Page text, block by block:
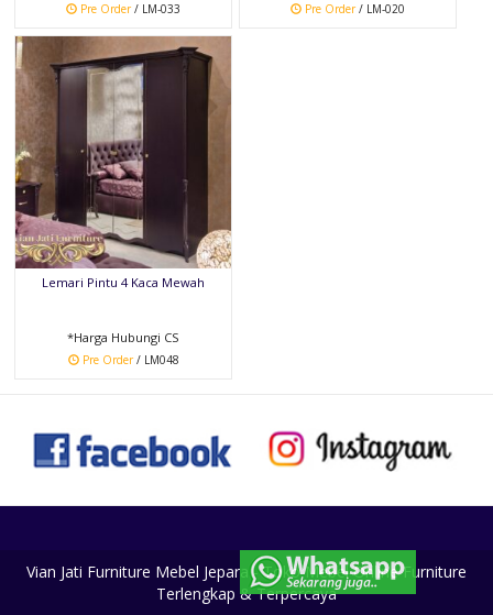
Pre Order/ LM-033 Pre Order/ LM-020
Lemari Pintu 4 Kaca Mewah
*Harga Hubungi CS
Pre Order/ LM048
Vian Jati Furniture Mebel Jepara - Toko Mebel Online Furniture
Terlengkap & Terpercaya